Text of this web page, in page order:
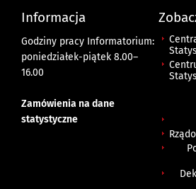
Informacja
Godziny pracy Informatorium:
poniedziałek-piątek 8.00–
16.00
Zamówienia na dane
statystyczne